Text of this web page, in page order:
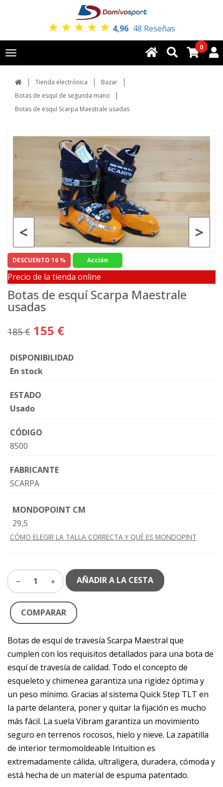
★ ★ ★ ★ ★ 4,96 48 Reseñas
Toggle
navigation
0
Tienda electrónica
Bazar
Botas de esquí de segunda mano
Botas de esquí Scarpa Maestrale usadas
>
<
DESCUENTO 16 % Acción
Precio de la tienda online
Botas de esquí Scarpa Maestrale
usadas
185 € 155 €
DISPONIBILIDAD
En stock
ESTADO
Usado
CÓDIGO
8500
FABRICANTE
SCARPA
MONDOPOINT CM
29,5
CÓMO ELEGIR LA TALLA CORRECTA Y QUÉ ES MONDOPINT
1 AÑADIR A LA CESTA
COMPARAR
Botas de esquí de travesía Scarpa Maestral que
cumplen con los requisitos detallados para una bota de
esquí de travesía de calidad. Todo el concepto de
esqueleto y chimenea garantiza una rigidez óptima y
un peso mínimo. Gracias al sistema Quick Step TLT en
la parte delantera, poner y quitar la fijación es mucho
más fácil. La suela Vibram garantiza un movimiento
seguro en terrenos rocosos, hielo y nieve. La zapatilla
de interior termomoldeable Intuition es
extremadamente cálida, ultraligera, duradera, cómoda y
está hecha de un material de espuma patentado.